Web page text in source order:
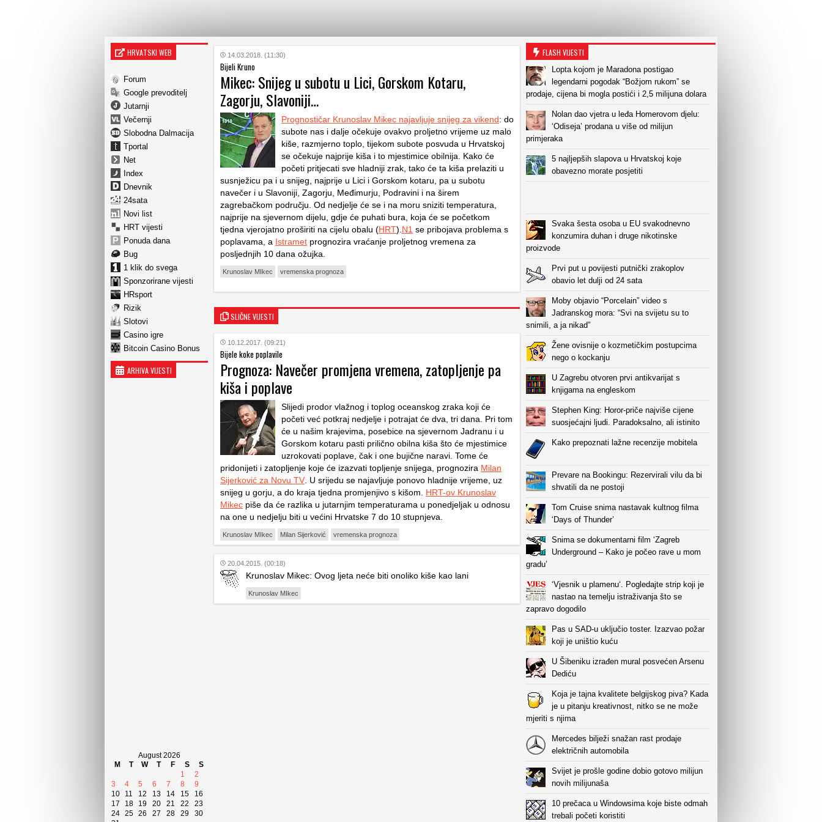
HRVATSKI WEB
Forum
Google prevoditelj
Jutarnji
Večernji
Slobodna Dalmacija
Tportal
Net
Index
Dnevnik
24sata
Novi list
HRT vijesti
Ponuda dana
Bug
1 klik do svega
Sponzorirane vijesti
HRsport
Rizik
Slotovi
Casino igre
Bitcoin Casino Bonus
ARHIVA VIJESTI
August 2026
M
T W T F S
S
1
2
3
4 5 6 7 8
9
10
11 12 13 14 15
16
17
18 19 20 21 22
23
24 25 26 27 28 29
30
14.03.2018. (11:30)
Bijeli Kruno
Mikec: Snijeg u subotu u Lici, Gorskom Kotaru,
Zagorju, Slavoniji…
Prognostičar Krunoslav Mikec najavljuje snijeg za vikend: do
subote nas i dalje očekuje ovakvo proljetno vrijeme uz malo
kiše, razmjerno toplo, tijekom subote posvuda u Hrvatskoj
se očekuje najprije kiša i to mjestimice obilnija. Kako će
početi pritjecati sve hladniji zrak, tako će ta kiša prelaziti u
susnježicu pa i u snijeg, najprije u Lici i Gorskom kotaru, pa u subotu
navečer i u Slavoniji, Zagorju, Međimurju, Podravini i na širem
zagrebačkom području. Od nedjelje će se i na moru sniziti temperatura,
najprije na sjevernom dijelu, gdje će puhati bura, koja će se početkom
tjedna vjerojatno proširiti na cijelu obalu (HRT). N1 se pribojava problema s
poplavama, a Istramet prognozira vraćanje proljetnog vremena za
posljednjih 10 dana ožujka.
Krunoslav MIkec vremenska prognoza
SLIČNE VIJESTI
10.12.2017. (09:21)
Bijele koke poplavile
Prognoza: Navečer promjena vremena, zatopljenje pa
kiša i poplave
Slijedi prodor vlažnog i toplog oceanskog zraka koji će
početi već potkraj nedjelje i potrajat će dva, tri dana. Pri tom
će u našim krajevima, posebice na sjevernom Jadranu i u
Gorskom kotaru pasti prilično obilna kiša što će mjestimice
uzrokovati poplave, čak i one bujične naravi. Tome će
pridonijeti i zatopljenje koje će izazvati topljenje snijega, prognozira Milan
Sijerković za Novu TV . U srijedu se najavljuje ponovo hladnije vrijeme, uz
snijeg u gorju, a do kraja tjedna promjenjivo s kišom. HRT-ov Krunoslav
Mikec piše da će razlika u jutarnjim temperaturama u ponedjeljak u odnosu
na one u nedjelju biti u većini Hrvatske 7 do 10 stupnjeva.
Krunoslav MIkec Milan Sijerković vremenska prognoza
20.04.2015. (00:18)
Krunoslav Mikec: Ovog ljeta neće biti onoliko kiše kao lani
Krunoslav MIkec
FLASH VIJESTI
Lopta kojom je Maradona postigao
legendarni pogodak “Božjom rukom” se
prodaje, cijena bi mogla postići i 2,5 milijuna dolara
Nolan dao vjetra u leđa Homerovom djelu:
‘Odiseja’ prodana u više od milijun
primjeraka
5 najljepših slapova u Hrvatskoj koje
obavezno morate posjetiti
Svaka šesta osoba u EU svakodnevno
konzumira duhan i druge nikotinske
proizvode
Prvi put u povijesti putnički zrakoplov
obavio let dulji od 24 sata
Moby objavio “Porcelain” video s
Jadranskog mora: “Svi na svijetu su to
snimili, a ja nikad”
Žene ovisnije o kozmetičkim postupcima
nego o kockanju
U Zagrebu otvoren prvi antikvarijat s
knjigama na engleskom
Stephen King: Horor-priče najviše cijene
suosjećajni ljudi. Paradoksalno, ali istinito
Kako prepoznati lažne recenzije mobitela
Prevare na Bookingu: Rezervirali vilu da bi
shvatili da ne postoji
Tom Cruise snima nastavak kultnog filma
‘Days of Thunder’
Snima se dokumentarni film ‘Zagreb
Underground – Kako je počeo rave u mom
gradu’
‘Vjesnik u plamenu‘. Pogledajte strip koji je
nastao na temelju istraživanja što se
zapravo dogodilo
Pas u SAD-u uključio toster. Izazvao požar
koji je uništio kuću
U Šibeniku izrađen mural posvećen Arsenu
Dediću
Koja je tajna kvalitete belgijskog piva? Kada
je u pitanju kreativnost, nitko se ne može
mjeriti s njima
Mercedes bilježi snažan rast prodaje
električnih automobila
Svijet je prošle godine dobio gotovo milijun
novih milijunaša
10 prečaca u Windowsima koje biste odmah
trebali početi koristiti